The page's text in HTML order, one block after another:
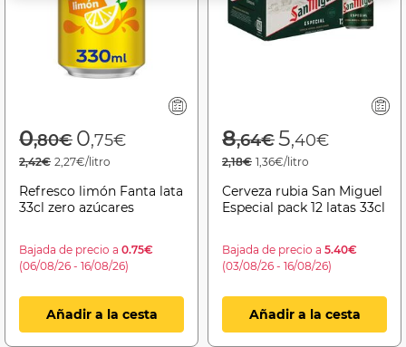
Price reduced from
0,80€to
0,75€
2,42€ 2,27€/litro
Refresco limón Fanta lata
33cl zero azúcares
Bajada de precio a 0.75€
(06/08/26 - 16/08/26)
Añadir a la cesta
Price reduced
8,64€to
5,40€
2,18€ 1,36€/litro
Cerveza rubia San Miguel
Especial pack 12 latas 33cl
Bajada de precio a 5.40€
(03/08/26 - 16/08/26)
Añadir a la cesta